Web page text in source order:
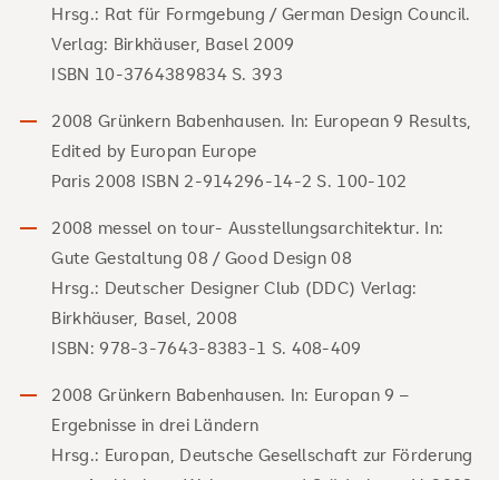
Hrsg.: Rat für Formgebung / German Design Council.
Verlag: Birkhäuser, Basel 2009
ISBN 10-3764389834 S. 393
2008 Grünkern Babenhausen. In: European 9 Results,
Edited by Europan Europe
Paris 2008 ISBN 2-914296-14-2 S. 100-102
2008 messel on tour- Ausstellungsarchitektur. In:
Gute Gestaltung 08 / Good Design 08
Hrsg.: Deutscher Designer Club (DDC) Verlag:
Birkhäuser, Basel, 2008
ISBN: 978-3-7643-8383-1 S. 408-409
2008 Grünkern Babenhausen. In: Europan 9 –
Ergebnisse in drei Ländern
Hrsg.: Europan, Deutsche Gesellschaft zur Förderung